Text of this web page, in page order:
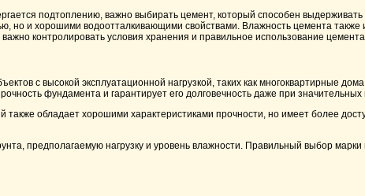
подтоплению, важно выбирать цемент, который способен
но и хорошими водоотталкивающими свойствами. Влажность цемента также
контролировать условия хранения и правильное использование
с высокой эксплуатационной нагрузкой, таких как многоквартирные
фундамента и гарантирует его долговечность даже при значительных
также обладает хорошими характеристиками прочности, но имеет более
предполагаемую нагрузку и уровень влажности. Правильный выбор